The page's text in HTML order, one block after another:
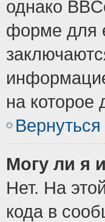
однако
форме для
на
Могу ли я
Нет. На
кода в